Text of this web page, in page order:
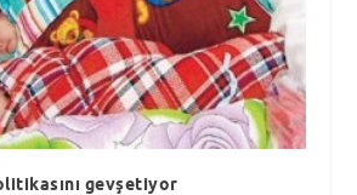
gevşetiyor